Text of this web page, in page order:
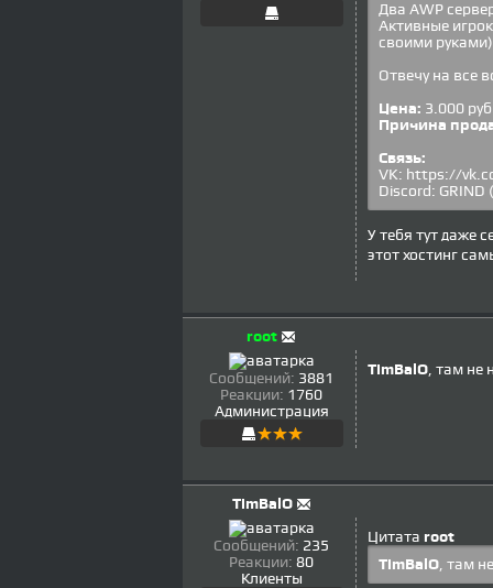
Два AWP
Активные
своими
Отвечу на все
Цена: 3.000
Причина
Связь:
VK: https://
Discord:
У тебя тут даже
этот хостинг
root
Сообщений: 3881
Реакции: 1760
Администрация
TimBalO, там не
TimBalO
Сообщений: 235
Реакции: 80
Клиенты
Цитата root
TimBalO, там